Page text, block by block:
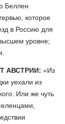
Беллен
которое
в Россию для
уровне;
АВСТРИИ: «Из
уехали из
Или же чуть